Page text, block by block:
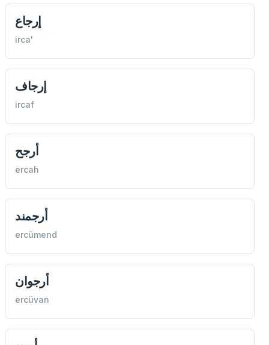
إرجاع
irca'
إرجاف
ircaf
أرجح
ercah
أرجمند
ercümend
أرجوان
ercüvan